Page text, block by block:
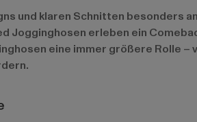
und klaren Schnitten besonders
Jogginghosen erleben ein
eine immer größere Rolle